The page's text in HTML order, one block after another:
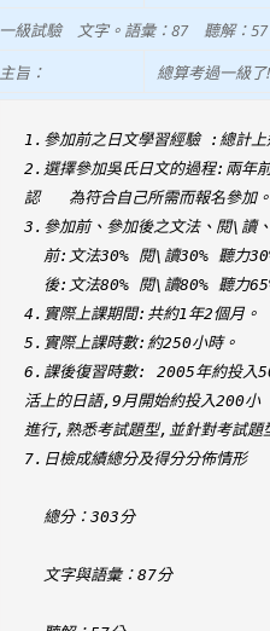
一級試驗 文字。語彙：87 聽解：
主旨：
總算考過一級了!
1.參加前之日文學習經驗 :總計上
2.選擇參加吳氏日文的過程:兩年
認   為符合自己所需而報名參加。
3.參加前、參加後之文法、閱\讀
4.實際上課期間:共約1年2個月。
5.實際上課時數:約250小時。
6.課後復習時數: 2005年約投入
活上的日語,9月開始約投入200
進行,熟悉考試題型,並針對考試題
7.日檢成績總分及得分分佈情形